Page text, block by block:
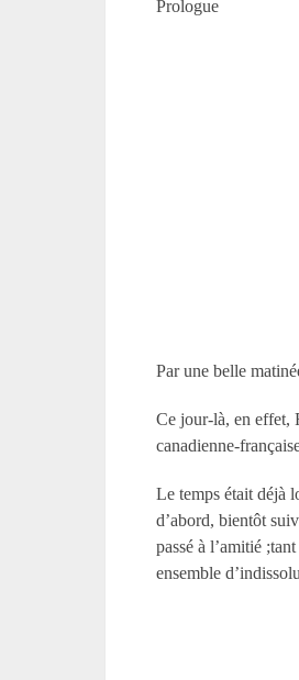
Prologue
Par une belle
Ce jour-là, en effet,
canadienne-
Le temps était déjà
d’abord, bientôt
passé à l’amitié
ensemble